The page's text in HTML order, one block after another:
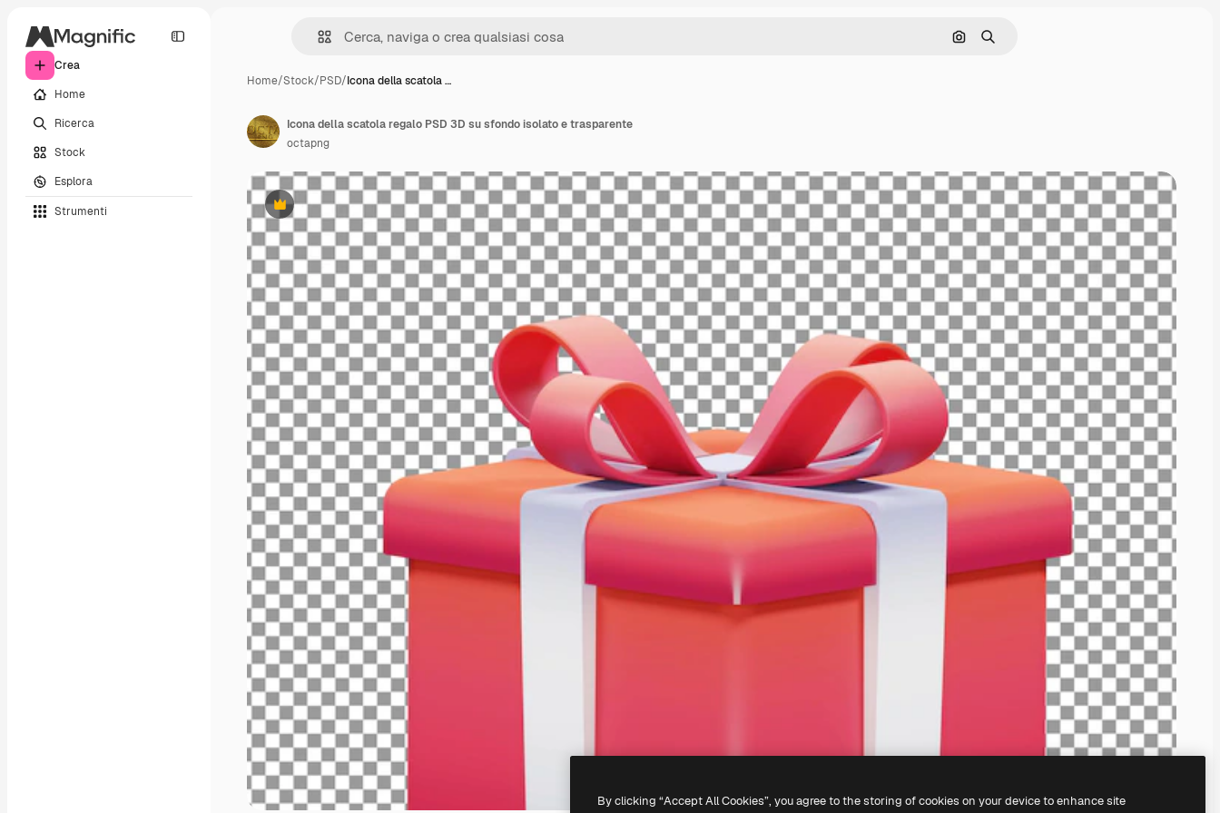
Crea
Home
Ricerca
Stock
Esplora
Strumenti
Cerca per immagine
Ricerca
Home/Stock/PSD/Icona della scatola …
Premium
Icona della scatola regalo PSD 3D su sfondo isolato e trasparente
octapng
By clicking “Accept All Cookies”, you agree to the storing of cookies on your device to enhance site